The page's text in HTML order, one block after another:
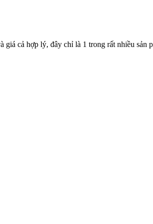
cả hợp lý, đây chỉ là 1 trong rất nhiều sản